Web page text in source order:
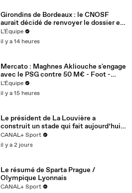
Girondins de Bordeaux : le CNOSF
aurait décidé de renvoyer le dossier en
appel devant la DNCG - Foot -
Bordeaux
L'Équipe
il y a 14 heures
Mercato : Maghnes Akliouche s'engage
avec le PSG contre 50 M€ - Foot -
Ligue 1 - Transferts
L'Équipe
il y a 15 heures
Le président de La Louvière a
construit un stade qui fait aujourd’hui
référence… et qui inspire le FC
Versailles pour son futur projet 🤝🏟️
CANAL+ Sport
il y a 2 jours
Le résumé de Sparta Prague /
Olympique Lyonnais
CANAL+ Sport